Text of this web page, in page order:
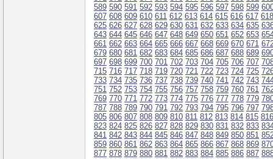
589 590 591 592 593 594 595 596 597 598 599
607 608 609 610 611 612 613 614 615 616 617 618
625 626 627 628 629 630 631 632 633 634 635
643 644 645 646 647 648 649 650 651 652 653
661 662 663 664 665 666 667 668 669 670 671
679 680 681 682 683 684 685 686 687 688 689
697 698 699 700 701 702 703 704 705 706 707
715 716 717 718 719 720 721 722 723 724 725
733 734 735 736 737 738 739 740 741 742 743
751 752 753 754 755 756 757 758 759 760 761
769 770 771 772 773 774 775 776 777 778 779
787 788 789 790 791 792 793 794 795 796 797
805 806 807 808 809 810 811 812 813 814 815 816
823 824 825 826 827 828 829 830 831 832 833
841 842 843 844 845 846 847 848 849 850 851
859 860 861 862 863 864 865 866 867 868 869
877 878 879 880 881 882 883 884 885 886 887